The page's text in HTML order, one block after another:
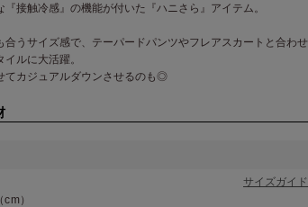
『接触冷感』の機能が付いた『ハニさら』アイテム。
合うサイズ感で、テーパードパンツやフレアスカートと合わせ
ルに大活躍。
てカジュアルダウンさせるのも◎
サイズガイド
）